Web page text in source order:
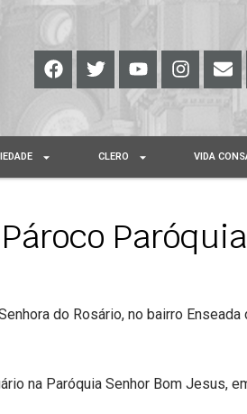
CLERO VIDA
Paróquia
do Rosário, no bairro Enseada
na Paróquia Senhor Bom Jesus,